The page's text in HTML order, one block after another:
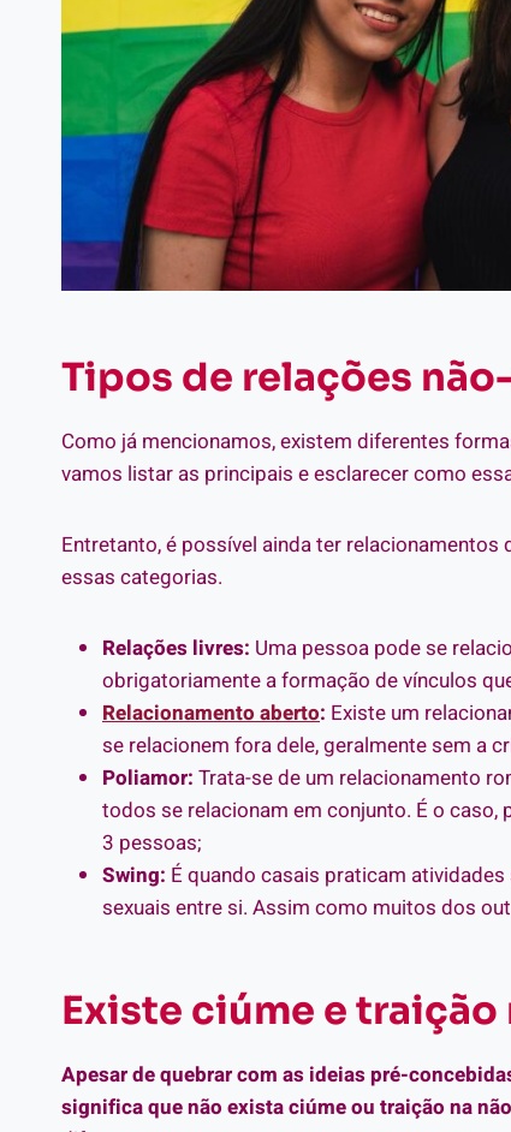
Tipos de relações
Como já mencionamos, existem diferentes
vamos listar as principais e esclarecer como
Entretanto, é possível ainda ter
essas categorias.
Relações livres: Uma pessoa pode se
obrigatoriamente a formação de vínculos
Relacionamento aberto: Existe um
se relacionem fora dele, geralmente sem a
Poliamor: Trata-se de um relacionamento
todos se relacionam em conjunto. É o
3 pessoas;
Swing: É quando casais praticam
sexuais entre si. Assim como muitos dos
Existe ciúme e
Apesar de quebrar com as ideias pré-
significa que não exista ciúme ou traição na